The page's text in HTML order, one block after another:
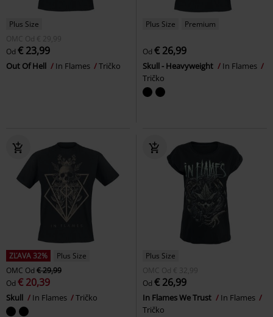
Plus Size
OMC Od € 29,99
Od € 23,99
Out Of Hell In Flames Tričko
Plus Size Premium
Od € 26,99
Skull - Heavyweight
In Flames
Tričko
ZĽAVA 32%
Plus Size
OMC Od € 29,99
Od € 20,39
Skull In Flames Tričko
Plus Size
OMC Od € 32,99
Od € 26,99
In Flames We Trust
In Flames
Tričko